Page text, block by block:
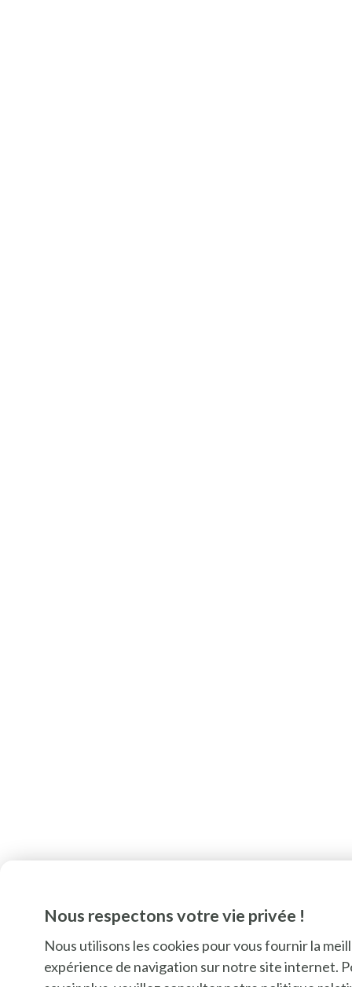
Nous respectons votre vie privée !
Nous utilisons les cookies pour vous fournir la
expérience de navigation sur notre site internet.